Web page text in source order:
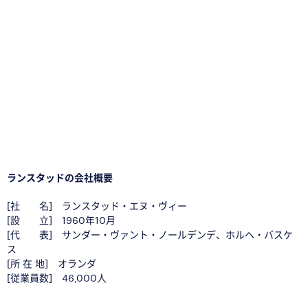
ランスタッドの会社概要
[社 名] ランスタッド・エヌ・ヴィー
[設 立] 1960年10月
[代 表] サンダー・ヴァント・ノールデンデ、ホルヘ・バスケ
ス
[所 在 地] オランダ
[従業員数] 46,000人